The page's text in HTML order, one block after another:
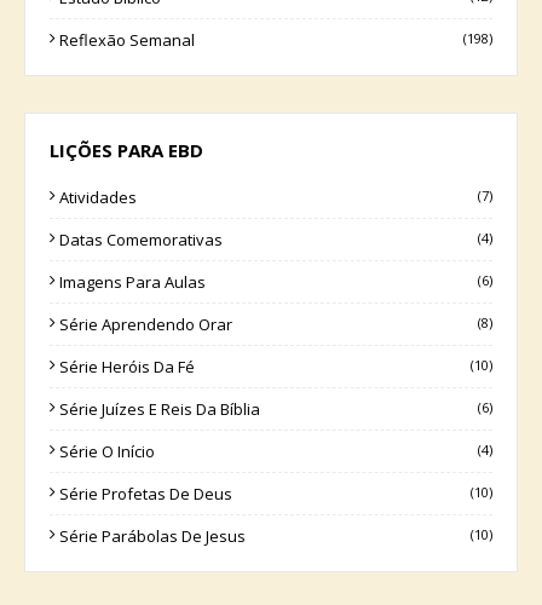
Reflexão Semanal (198)
LIÇÕES PARA EBD
Atividades (7)
Datas Comemorativas (4)
Imagens Para Aulas (6)
Série Aprendendo Orar (8)
Série Heróis Da Fé (10)
Série Juízes E Reis Da Bíblia (6)
Série O Início (4)
Série Profetas De Deus (10)
Série Parábolas De Jesus (10)